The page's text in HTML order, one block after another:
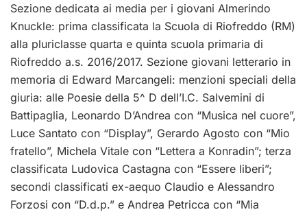
Sezione dedicata ai media per i giovani Almerindo
Knuckle: prima classificata la Scuola di Riofreddo (RM)
alla pluriclasse quarta e quinta scuola primaria di
Riofreddo a.s. 2016/2017. Sezione giovani letterario in
memoria di Edward Marcangeli: menzioni speciali della
giuria: alle Poesie della 5^ D dell’I.C. Salvemini di
Battipaglia, Leonardo D’Andrea con “Musica nel cuore”,
Luce Santato con “Display”, Gerardo Agosto con “Mio
fratello”, Michela Vitale con “Lettera a Konradin”; terza
classificata Ludovica Castagna con “Essere liberi”;
secondi classificati ex-aequo Claudio e Alessandro
Forzosi con “D.d.p.” e Andrea Petricca con “Mia